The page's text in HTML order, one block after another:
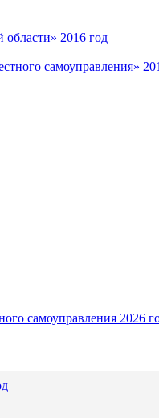
области» 2016 год
самоуправления»
самоуправления 2026